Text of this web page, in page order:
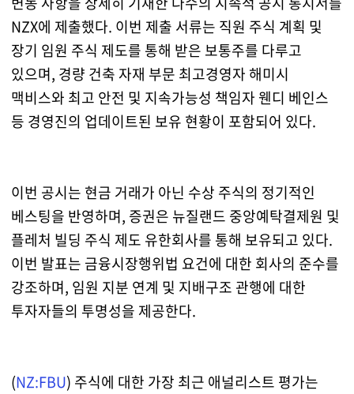
NZX에 제출했다. 이번 제출 서류는 직원 주식 계획 및
장기 임원 주식 제도를 통해 받은 보통주를 다루고
있으며, 경량 건축 자재 부문 최고경영자 해미시
맥비스와 최고 안전 및 지속가능성 책임자 웬디 베인스
등 경영진의 업데이트된 보유 현황이 포함되어 있다.
이번 공시는 현금 거래가 아닌 수상 주식의 정기적인
베스팅을 반영하며, 증권은 뉴질랜드 중앙예탁결제원 및
플레처 빌딩 주식 제도 유한회사를 통해 보유되고 있다.
이번 발표는 금융시장행위법 요건에 대한 회사의 준수를
강조하며, 임원 지분 연계 및 지배구조 관행에 대한
투자자들의 투명성을 제공한다.
(NZ:FBU) 주식에 대한 가장 최근 애널리스트 평가는